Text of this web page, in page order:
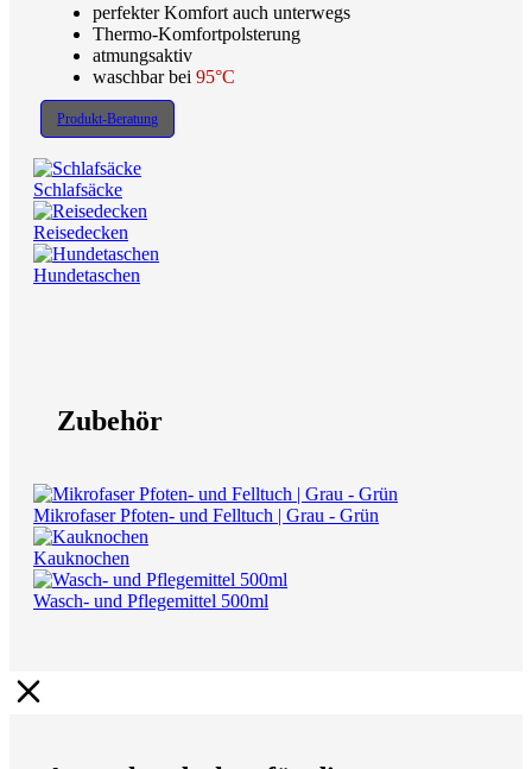
perfekter Komfort auch unterwegs
Thermo-Komfortpolsterung
atmungsaktiv
waschbar bei 95°C
Produkt-Beratung
Schlafsäcke
Reisedecken
Hundetaschen
Zubehör
Mikrofaser Pfoten- und Felltuch | Grau - Grün
Kauknochen
Wasch- und Pflegemittel 500ml